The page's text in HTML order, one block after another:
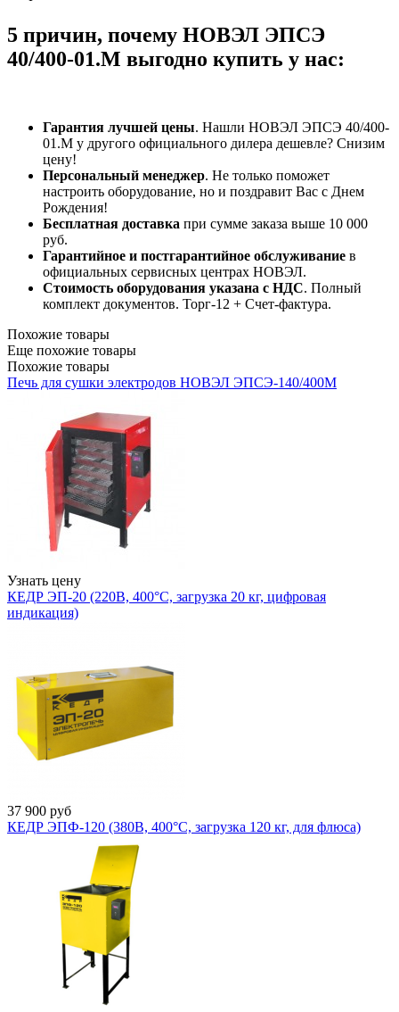
5 причин, почему НОВЭЛ ЭПСЭ
40/400-01.М выгодно купить у нас:
Гарантия лучшей цены. Нашли НОВЭЛ ЭПСЭ 40/400-
01.М у другого официального дилера дешевле? Снизим
цену!
Персональный менеджер. Не только поможет
настроить оборудование, но и поздравит Вас с Днем
Рождения!
Бесплатная доставка при сумме заказа выше 10 000
руб.
Гарантийное и постгарантийное обслуживание в
официальных сервисных центрах НОВЭЛ.
Стоимость оборудования указана с НДС. Полный
комплект документов. Торг-12 + Счет-фактура.​
Похожие товары
Еще похожие товары
Похожие товары
Печь для сушки электродов НОВЭЛ ЭПСЭ-140/400М
Узнать цену
КЕДР ЭП-20 (220В, 400°C, загрузка 20 кг, цифровая
индикация)
37 900 руб
КЕДР ЭПФ-120 (380В, 400°C, загрузка 120 кг, для флюса)